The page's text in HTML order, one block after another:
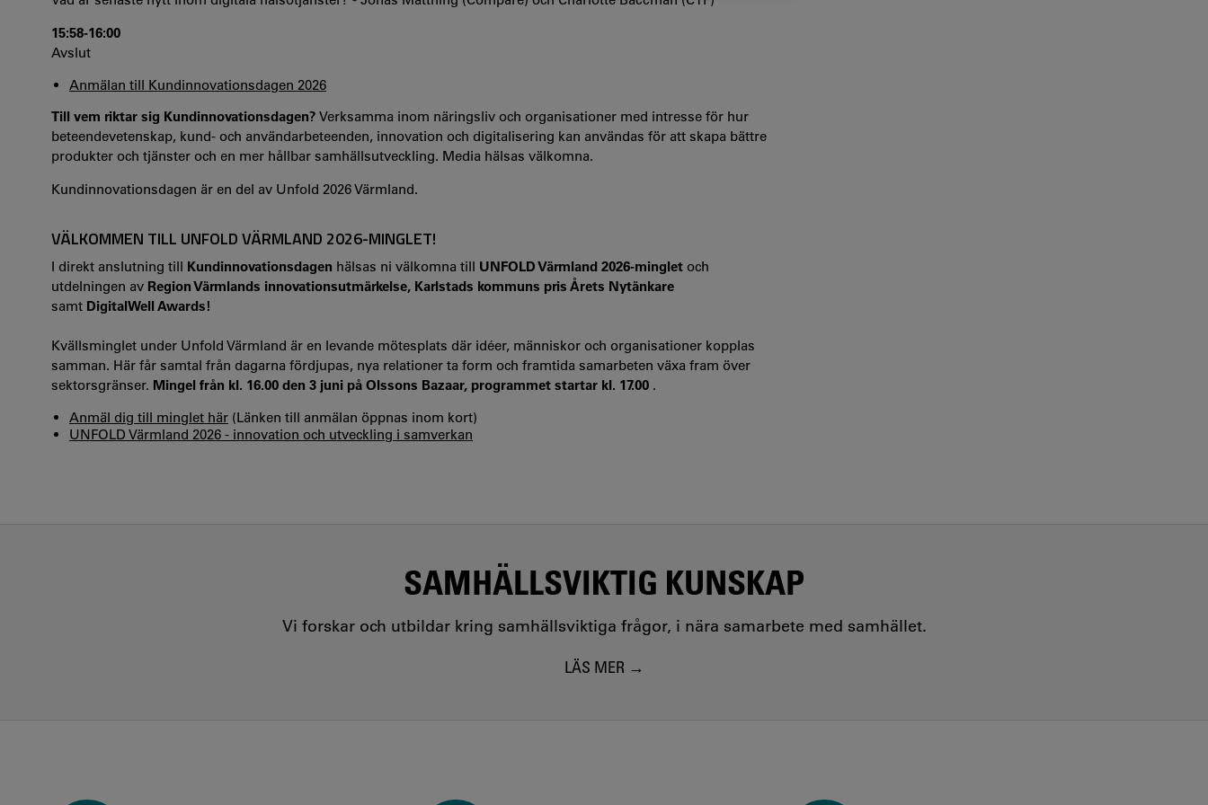
15:58-16:00
Avslut
Anmälan till Kundinnovationsdagen 2026
Till vem riktar sig Kundinnovationsdagen? Verksamma inom näringsliv och organisationer med intresse för hur
beteendevetenskap, kund- och användarbeteenden, innovation och digitalisering kan användas för att skapa bättre
produkter och tjänster och en mer hållbar samhällsutveckling. Media hälsas välkomna.
Kundinnovationsdagen är en del av Unfold 2026 Värmland.
VÄLKOMMEN TILL UNFOLD VÄRMLAND 2026-MINGLET!
I direkt anslutning till Kundinnovationsdagen hälsas ni välkomna till UNFOLD Värmland 2026-minglet och
utdelningen av Region Värmlands innovationsutmärkelse, Karlstads kommuns pris Årets Nytänkare
samt DigitalWell Awards!
Kvällsminglet under Unfold Värmland är en levande mötesplats där idéer, människor och organisationer kopplas
samman. Här får samtal från dagarna fördjupas, nya relationer ta form och framtida samarbeten växa fram över
sektorsgränser. Mingel från kl. 16.00 den 3 juni på Olssons Bazaar, programmet startar kl. 17.00 .
Anmäl dig till minglet här (Länken till anmälan öppnas inom kort)
UNFOLD Värmland 2026 - innovation och utveckling i samverkan
SAMHÄLLSVIKTIG KUNSKAP
Vi forskar och utbildar kring samhällsviktiga frågor, i nära samarbete med samhället.
LÄS MER